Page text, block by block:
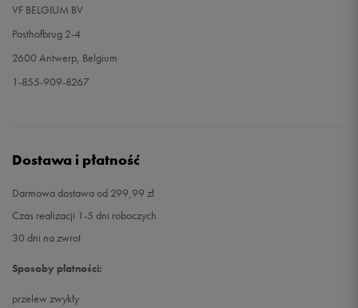
VF BELGIUM BV
Posthofbrug 2-4
2600 Antwerp, Belgium
1-855-909-8267
Dostawa i płatność
Darmowa dostawa od 299,99 zł
Czas realizacji 1-5 dni roboczych
30 dni na zwrot
Sposoby płatności:
przelew zwykły